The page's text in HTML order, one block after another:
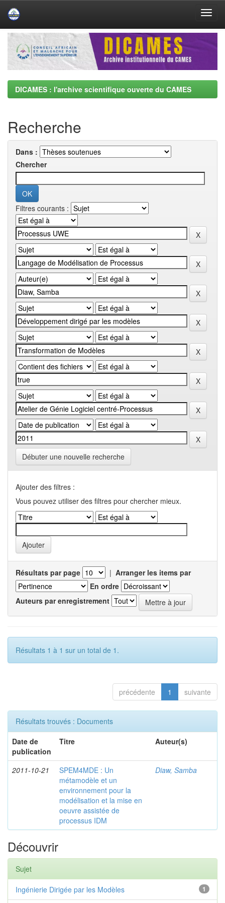
Skip
navigation
DICAMES : l'archive scientifique ouverte du CAMES
Recherche
Dans :
Chercher
Filtres courants :
Débuter une nouvelle recherche
Ajouter des filtres :
Vous pouvez utiliser des filtres pour chercher mieux.
Résultats par page | Arranger les items par
En ordre
Auteurs par enregistrement
Résultats 1 à 1 sur un total de 1.
précédente 1 suivante
Résultats trouvés : Documents
Date de
publication
Titre Auteur(s)
2011-10-21
SPEM4MDE : Un
métamodèle et un
environnement pour la
modélisation et la mise en
oeuvre assistée de
processus IDM
Diaw, Samba
Découvrir
Sujet
1
Ingénierie Dirigée par les Modèles